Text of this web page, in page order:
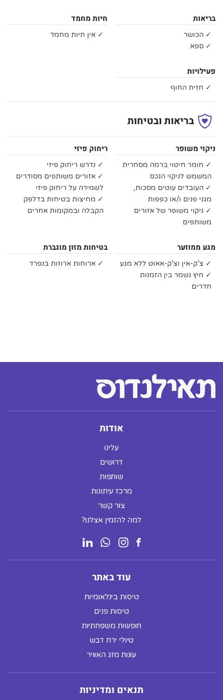
בריאות
✓ הכושר
✓ ספא
חיות מחמד
✓ אין חיות מחמד
פעילויות
✓ חזית החוף
בריאות ובטיחות
ניקוי משופר
✓ חומר חיטוי ברמה מסחרית
המשמש לניקוי הנכס
✓ העובדים עוטים מסכות,
מגני פנים ו/או כפפות
✓ ניקוי משופר של אזורים
משותפים
ריחוק פיזי
✓ נדרש ריחוק פיזי
✓ אזורים משותפים מסודרים
לשמירה על ריחוק פיזי
✓ מחיצות בטיחות בדלפק
הקבלה ובמקומות אחרים
מגע ממוזער
✓ צ'ק-אין וצ'ק-אאוט ללא מגע
✓ חיץ נשמר בין הזמנות
חדרים
בטיחות מזון מוגברת
✓ ארוחות ארוזות בנפרד
אודות
עלינו
דרושים
שותפות
מרכז עיתונות
צור קשר
למה להזמין אצלנו?
עוד באתר
טיסות בינלאומיות
טיסות פנים
חופשות משפחתיות
טיולי ירח דבש
עונות מזג האוויר
תנאים ומדיניות